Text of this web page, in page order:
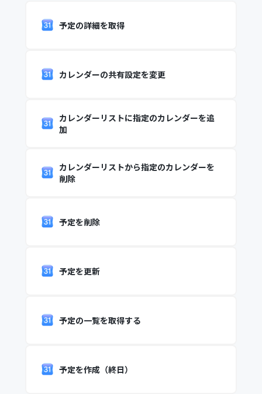
予定の詳細を取得
カレンダーの共有設定を変更
カレンダーリストに指定のカレンダーを追
加
カレンダーリストから指定のカレンダーを
削除
予定を削除
予定を更新
予定の一覧を取得する
予定を作成（終日）